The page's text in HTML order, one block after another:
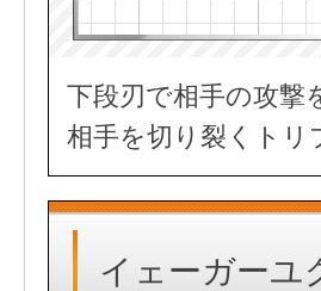
下段刃で相手の攻撃
相手を切り裂くトリ
イェーガーユ